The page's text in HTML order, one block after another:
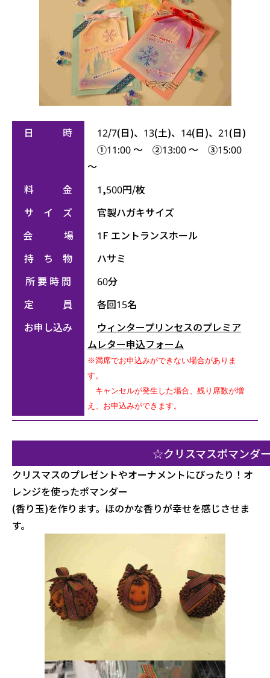
日 時
12/7(日)、13(土)、14(日)、21(日)
①11:00 ～ ②13:00 ～ ③15:00
～
料 金
1,500円/枚
サ イ ズ
官製ハガキサイズ
会 場
1F エントランスホール
持 ち 物
ハサミ
所 要 時 間
60分
定 員
各回15名
お申し込み
ウィンタープリンセスのプレミア
ムレター申込フォーム
※満席でお申込みができない場合がありま
す。
キャンセルが発生した場合、残り席数が増
え、お申込みができます。
☆クリスマスポマンダ
クリスマスのプレゼントやオーナメントにぴったり！オ
レンジを使ったポマンダー
(香り玉)を作ります。ほのかな香りが幸せを感じさせま
す。